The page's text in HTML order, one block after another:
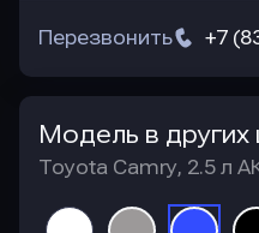
+7
Перезвонить
Модель в других
Toyota Camry, 2.5 л